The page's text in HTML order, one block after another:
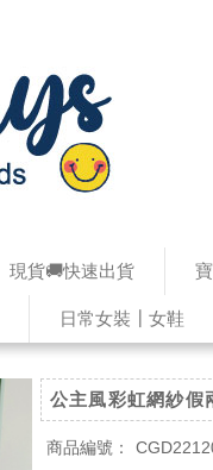
現貨🚚快速出貨
日常女裝┃女鞋
公主風彩虹網紗假
商品編號：